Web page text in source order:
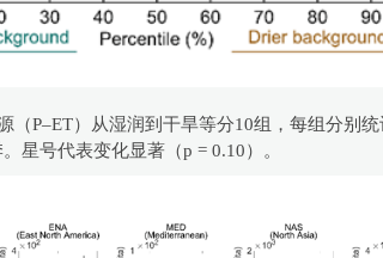
P–ET）从湿润到干旱等分10组，每组分别
。星号代表变化显著（p = 0.10）。